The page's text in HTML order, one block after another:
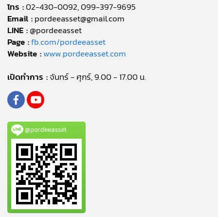
โทร :02-430-0092, 099-397-9695
Email :pordeeasset@gmail.com
LINE :@pordeeasset
Page :fb.com/pordeeasset
Website :www.pordeeasset.com
เปิดทำการ :จันทร์ - ศุกร์, 9.00 - 17.00 น.
@pordeeasset